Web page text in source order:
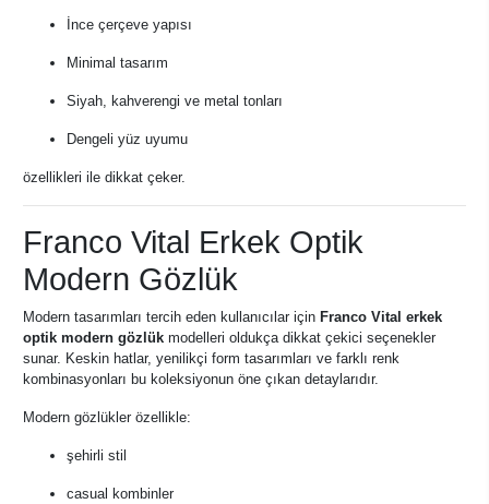
İnce çerçeve yapısı
Minimal tasarım
Siyah, kahverengi ve metal tonları
Dengeli yüz uyumu
özellikleri ile dikkat çeker.
Franco Vital Erkek Optik
Modern Gözlük
Modern tasarımları tercih eden kullanıcılar için Franco Vital erkek
optik modern gözlük modelleri oldukça dikkat çekici seçenekler
sunar. Keskin hatlar, yenilikçi form tasarımları ve farklı renk
kombinasyonları bu koleksiyonun öne çıkan detaylarıdır.
Modern gözlükler özellikle:
şehirli stil
casual kombinler